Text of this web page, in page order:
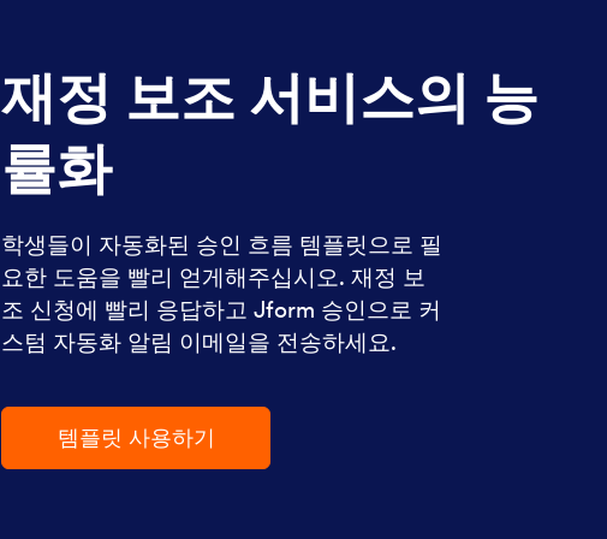
재정 보조 서비스의 능
률화
학생들이 자동화된 승인 흐름 템플릿으로 필
요한 도움을 빨리 얻게해주십시오. 재정 보
조 신청에 빨리 응답하고 Jform 승인으로 커
스텀 자동화 알림 이메일을 전송하세요.
템플릿 사용하기